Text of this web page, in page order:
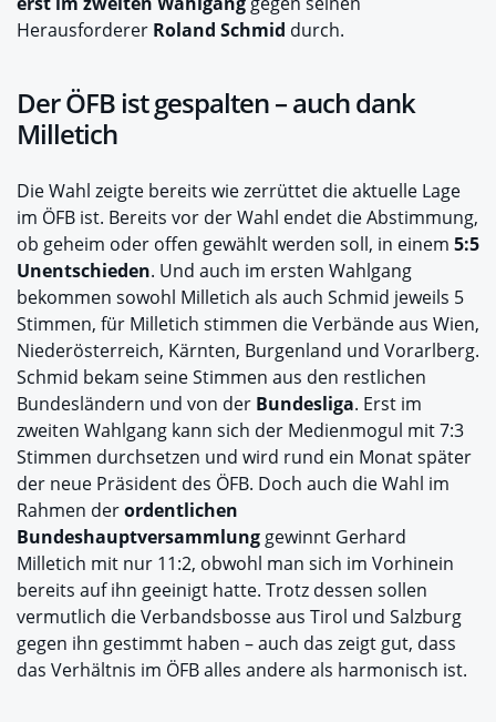
Herausforderer Roland Schmid durch.
Der ÖFB ist gespalten – auch dank
Milletich
Die Wahl zeigte bereits wie zerrüttet die aktuelle Lage
im ÖFB ist. Bereits vor der Wahl endet die Abstimmung,
ob geheim oder offen gewählt werden soll, in einem 5:5
Unentschieden. Und auch im ersten Wahlgang
bekommen sowohl Milletich als auch Schmid jeweils 5
Stimmen, für Milletich stimmen die Verbände aus Wien,
Niederösterreich, Kärnten, Burgenland und Vorarlberg.
Schmid bekam seine Stimmen aus den restlichen
Bundesländern und von der Bundesliga. Erst im
zweiten Wahlgang kann sich der Medienmogul mit 7:3
Stimmen durchsetzen und wird rund ein Monat später
der neue Präsident des ÖFB. Doch auch die Wahl im
Rahmen derordentlichen
Bundeshauptversammlung gewinnt Gerhard
Milletich mit nur 11:2, obwohl man sich im Vorhinein
bereits auf ihn geeinigt hatte. Trotz dessen sollen
vermutlich die Verbandsbosse aus Tirol und Salzburg
gegen ihn gestimmt haben – auch das zeigt gut, dass
das Verhältnis im ÖFB alles andere als harmonisch ist.